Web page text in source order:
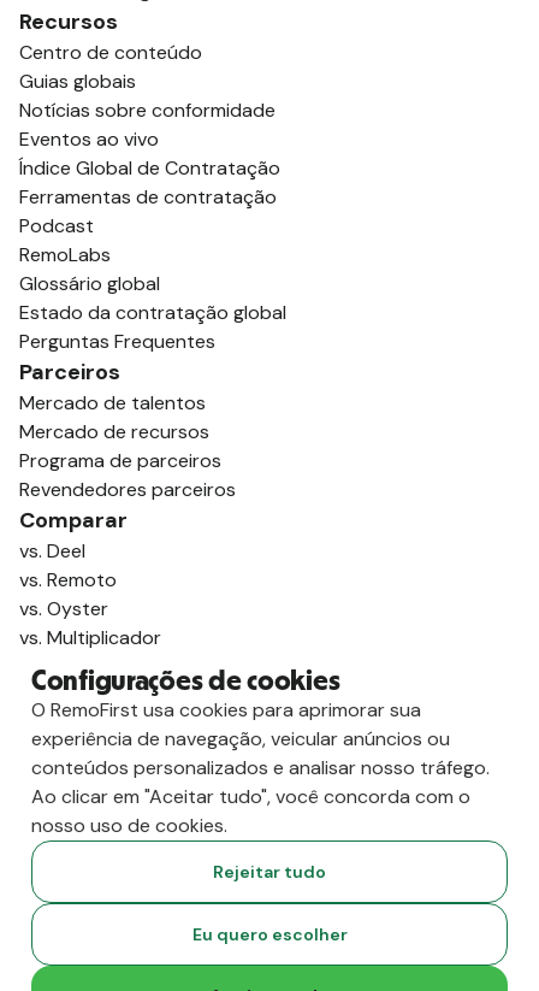
Recursos
Centro de conteúdo
Guias globais
Notícias sobre conformidade
Eventos ao vivo
Índice Global de Contratação
Ferramentas de contratação
Podcast
RemoLabs
Glossário global
Estado da contratação global
Perguntas Frequentes
Parceiros
Mercado de talentos
Mercado de recursos
Programa de parceiros
Revendedores parceiros
Comparar
vs. Deel
vs. Remoto
vs. Oyster
vs. Multiplicador
RemoFirst Inc. Criado com 💚 remotamente, de
casa.
Termos e condições
Configurações de cookies
O RemoFirst usa cookies para aprimorar sua
experiência de navegação, veicular anúncios ou
conteúdos personalizados e analisar nosso tráfego.
Ao clicar em "Aceitar tudo", você concorda com o
nosso uso de cookies.
Rejeitar tudo
Eu quero escolher